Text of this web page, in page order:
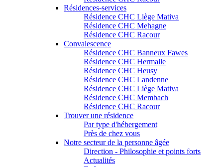
Résidences-services
Résidence CHC Liège Mativa
Résidence CHC Mehagne
Résidence CHC Racour
Convalescence
Résidence CHC Banneux Fawes
Résidence CHC Hermalle
Résidence CHC Heusy
Résidence CHC Landenne
Résidence CHC Liège Mativa
Résidence CHC Membach
Résidence CHC Racour
Trouver une résidence
Par type d'hébergement
Près de chez vous
Notre secteur de la personne âgée
Direction - Philosophie et points forts
Actualités